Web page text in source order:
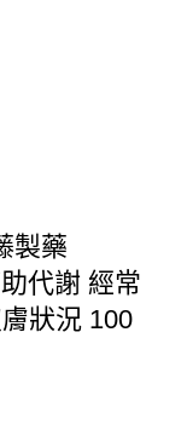
製藥
代謝 經常
狀況 100